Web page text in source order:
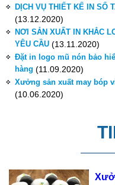
DỊCH VỤ THIẾT KẾ IN SỔ
(13.12.2020)
NƠI SẢN XUẤT IN KHẮC
YÊU CẦU (13.11.2020)
Đặt in logo mũ nón bảo
hàng (11.09.2020)
Xưởng sản xuất may bóp
(10.06.2020)